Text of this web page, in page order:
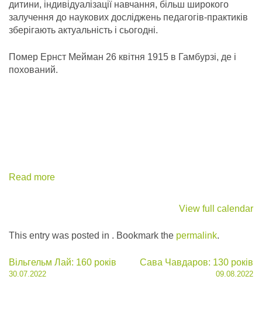
дитини, індивідуалізації навчання, більш широкого
залучення до наукових досліджень педагогів-практиків
зберігають актуальність і сьогодні.
Помер Ернст Мейман 26 квітня 1915 в Гамбурзі, де і
похований.
Read more
View full calendar
This entry was posted in . Bookmark the permalink.
Post
Вільгельм Лай: 160 років
30.07.2022
Сава Чавдаров: 130 років
09.08.2022